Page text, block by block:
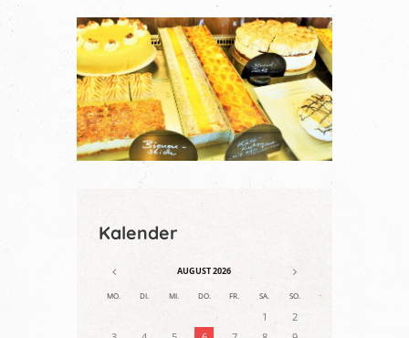
Kalender
AUGUST2026
MO. DI. MI. DO. FR. SA. SO.
1
2